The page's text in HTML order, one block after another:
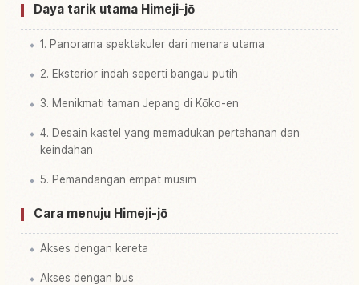
Daya tarik utama Himeji-jō
1. Panorama spektakuler dari menara utama
2. Eksterior indah seperti bangau putih
3. Menikmati taman Jepang di Kōko-en
4. Desain kastel yang memadukan pertahanan dan
keindahan
5. Pemandangan empat musim
Cara menuju Himeji-jō
Akses dengan kereta
Akses dengan bus